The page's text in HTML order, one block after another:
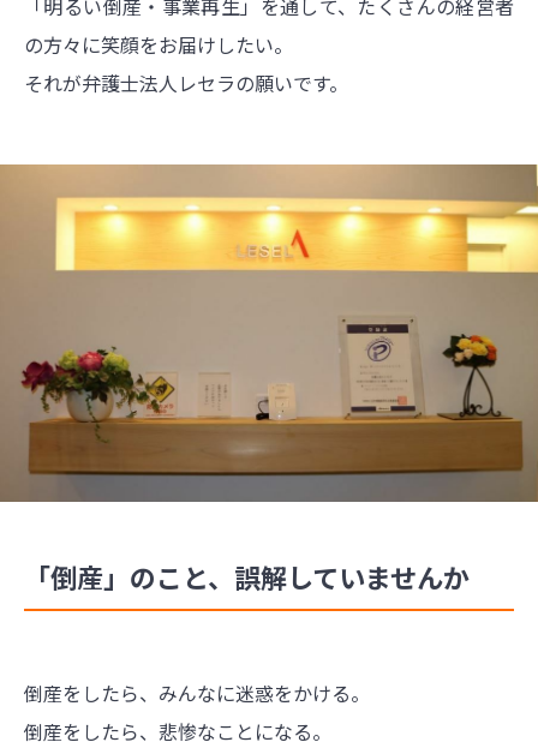
の方々に笑顔をお届けしたい。
それが弁護士法人レセラの願いです。
「倒産」のこと、誤解していませんか
倒産をしたら、みんなに迷惑をかける。
倒産をしたら、悲惨なことになる。